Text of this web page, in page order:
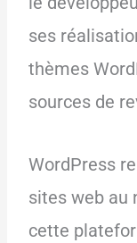
ses
thèmes
sources de
WordPress
sites web au
cette